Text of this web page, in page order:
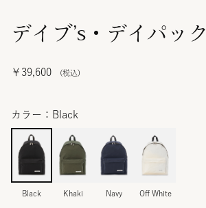
デイブ’s・デイパック
￥39,600
カラー：Black
Black Khaki Navy Off White